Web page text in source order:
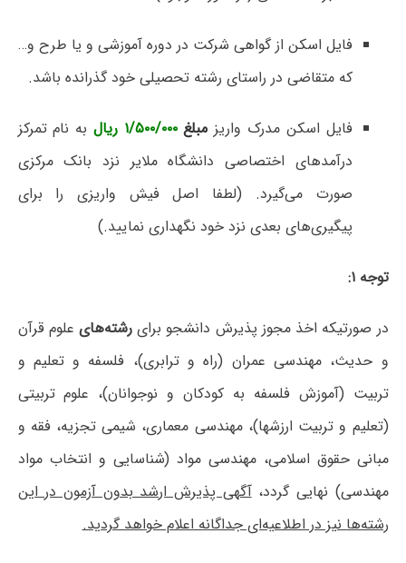
فایل اسکن از گواهی شرکت در دوره آموزشی و یا طرح و…
که متقاضی در راستای رشته تحصیلی خود گذرانده باشد.
فایل اسکن مدرک واریز مبلغ۱/۵۰۰/۰۰۰ ریال
به نام تمرکز
درآمدهای اختصاصی دانشگاه ملایر نزد بانک مرکزی
صورت می‌گیرد. (لطفا اصل فیش واریزی را برای
پیگیری‌های بعدی نزد خود نگهداری نمایید.)
توجه ۱:
در صورتیکه اخذ مجوز پذیرش دانشجو برایرشته‌های علوم قرآن
و حدیث، مهندسی عمران (راه و ترابری)، فلسفه و تعلیم و
تربیت (آموزش فلسفه به کودکان و نوجوانان)، علوم تربیتی
(تعلیم و تربیت ارزشها)، مهندسی معماری، شیمی تجزیه، فقه و
مبانی حقوق اسلامی، مهندسی مواد (شناسایی و انتخاب مواد
مهندسی) نهایی گردد،آگهی پذیرش ارشد بدون آزمون در این
رشته‌ها نیز در اطلاعیه‌ای جداگانه اعلام خواهد گردید.